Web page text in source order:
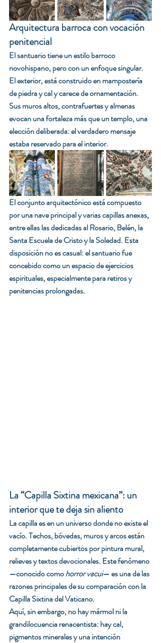
Arquitectura barroca con vocación
penitencial
El santuario tiene un estilo barroco
novohispano, pero con un enfoque singular.
El exterior, está construido en mampostería
de piedra y cal y carece de ornamentación.
Sus muros altos, contrafuertes y almenas
evocan una fortaleza más que un templo, una
elección deliberada: el verdadero mensaje
estaba reservado para el interior.
El conjunto arquitectónico está compuesto
por una nave principal y varias capillas anexas,
entre ellas las dedicadas al Rosario, Belén, la
Santa Escuela de Cristo y la Soledad. Esta
disposición no es casual: el santuario fue
concebido como un espacio de ejercicios
espirituales, especialmente para retiros y
penitencias prolongadas.
La “Capilla Sixtina mexicana”: un
interior que te deja sin aliento
La capilla es en un universo donde no existe el
vacío. Techos, bóvedas, muros y arcos están
completamente cubiertos por pintura mural,
relieves y textos devocionales. Este fenómeno
—conocido como horror vacui— es una de las
razones principales de su comparación con la
Capilla Sixtina del Vaticano.
Aquí, sin embargo, no hay mármol ni la
grandilocuencia renacentista: hay cal,
pigmentos minerales y una intención